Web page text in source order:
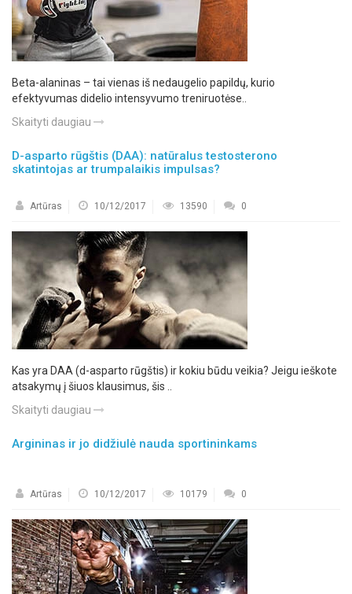
Beta-alaninas – tai vienas iš nedaugelio papildų, kurio
efektyvumas didelio intensyvumo treniruotėse..
Skaityti daugiau
D-asparto rūgštis (DAA): natūralus testosterono
skatintojas ar trumpalaikis impulsas?
Artūras 10/12/2017 13590 0
Kas yra DAA (d-asparto rūgštis) ir kokiu būdu veikia? Jeigu ieškote
atsakymų į šiuos klausimus, šis ..
Skaityti daugiau
Argininas ir jo didžiulė nauda sportininkams
Artūras 10/12/2017 10179 0